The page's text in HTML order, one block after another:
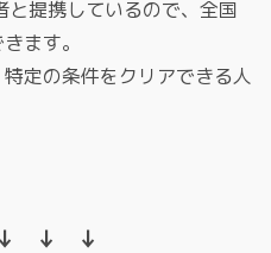
提携しているので、全国
ます。
定の条件をクリアできる人
↓ ↓